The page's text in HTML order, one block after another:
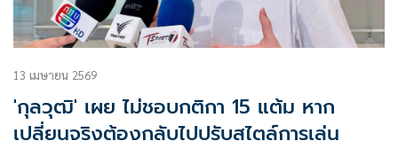
13 เมษายน 2569
'กุลวุฒิ' เผย ไม่ชอบกติกา 15 แต้ม หาก
เปลี่ยนจริงต้องกลับไปปรับสไตล์การเล่น